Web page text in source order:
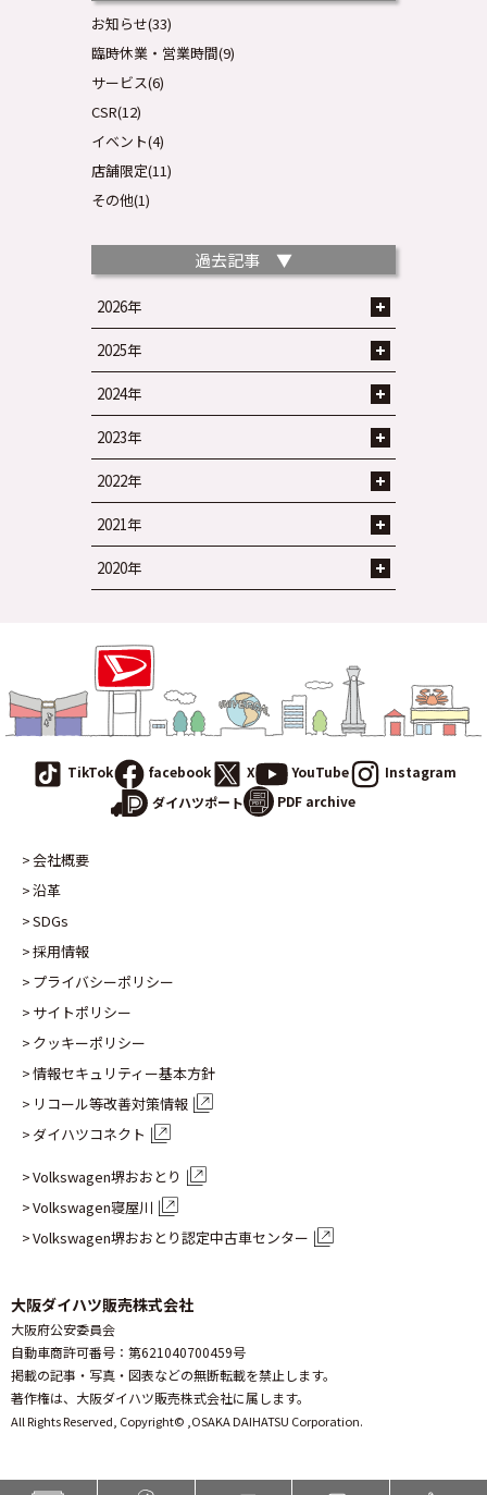
お知らせ(33)
臨時休業・営業時間(9)
サービス(6)
CSR(12)
イベント(4)
店舗限定(11)
その他(1)
過去記事 ▼
2026年
2025年
2024年
2023年
2022年
2021年
2020年
TikTok facebook X YouTube
Instagram
ダイハツポート
PDF archive
会社概要
沿革
SDGs
採用情報
プライバシーポリシー
サイトポリシー
クッキーポリシー
情報セキュリティー基本方針
リコール等改善対策情報
ダイハツコネクト
Volkswagen堺おおとり
Volkswagen寝屋川
Volkswagen堺おおとり認定中古車センター
大阪ダイハツ販売株式会社
大阪府公安委員会
自動車商許可番号：第621040700459号
掲載の記事・写真・図表などの無断転載を禁止します。
著作権は、大阪ダイハツ販売株式会社に属します。
All Rights Reserved, Copyright© , OSAKA DAIHATSU Corporation.